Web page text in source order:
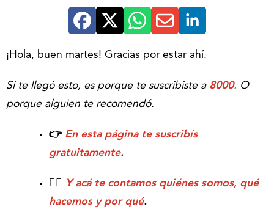
¡Hola, buen martes! Gracias por estar ahí.
Si te llegó esto, es porque te suscribiste a 8000. O
porque alguien te recomendó.
👉 En esta página te suscribís
gratuitamente.
💁‍♂️
Y acá te contamos quiénes somos, qué
hacemos y por qué.